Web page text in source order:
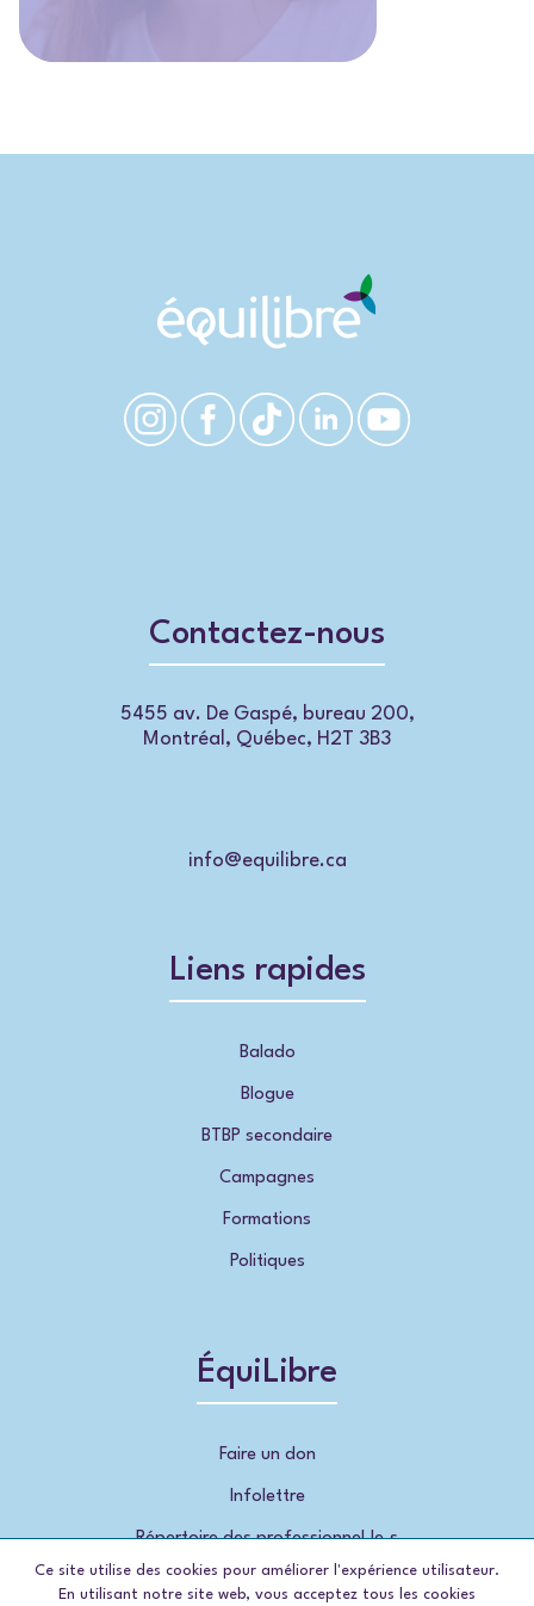
Contactez-nous
5455 av. De Gaspé, bureau 200,
Montréal, Québec, H2T 3B3
info@equilibre.ca
Liens rapides
Balado
Blogue
BTBP secondaire
Campagnes
Formations
Politiques
ÉquiLibre
Faire un don
Infolettre
Répertoire des professionnel.le.s
Ce site utilise des cookies pour améliorer l'expérience utilisateur.
En utilisant notre site web, vous acceptez tous les cookies